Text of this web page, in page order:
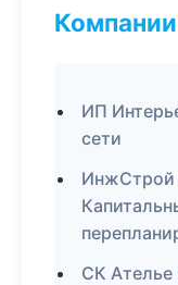
ИП
сети
ИнжСтрой
СК